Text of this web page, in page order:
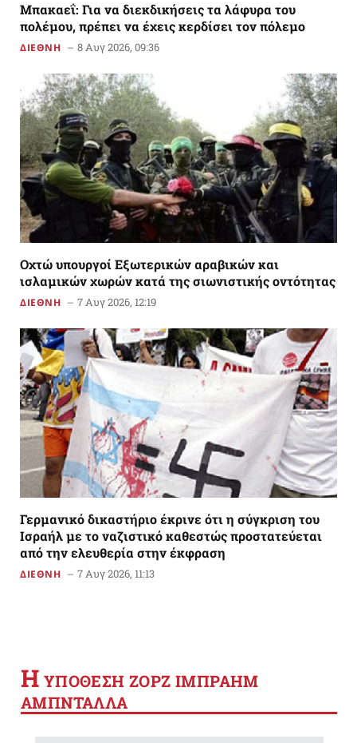
Μπακαεΐ: Για να διεκδικήσεις τα λάφυρα του
πολέμου, πρέπει να έχεις κερδίσει τον πόλεμο
ΔΙΕΘΝΗ 8 Αυγ 2026, 09:36
Οχτώ υπουργοί Εξωτερικών αραβικών και
ισλαμικών χωρών κατά της σιωνιστικής οντότητας
ΔΙΕΘΝΗ 7 Αυγ 2026, 12:19
Γερμανικό δικαστήριο έκρινε ότι η σύγκριση του
Ισραήλ με το ναζιστικό καθεστώς προστατεύεται
από την ελευθερία στην έκφραση
ΔΙΕΘΝΗ 7 Αυγ 2026, 11:13
Η YΠΟΘΕΣΗ ΖΟΡΖ ΙΜΠΡΑΗΜ
ΑΜΠΝΤΑΛΛΑ